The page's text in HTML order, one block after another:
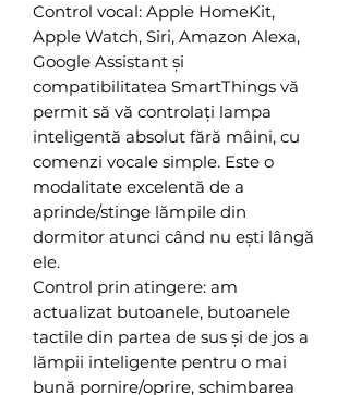
Control vocal: Apple HomeKit,
Apple Watch, Siri, Amazon Alexa,
Google Assistant și
compatibilitatea SmartThings vă
permit să vă controlați lampa
inteligentă absolut fără mâini, cu
comenzi vocale simple. Este o
modalitate excelentă de a
aprinde/stinge lămpile din
dormitor atunci când nu ești lângă
ele.
Control prin atingere: am
actualizat butoanele, butoanele
tactile din partea de sus și de jos a
lămpii inteligente pentru o mai
bună pornire/oprire, schimbarea